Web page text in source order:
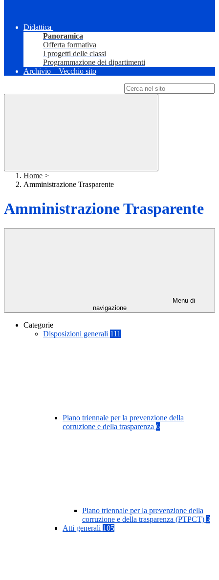
Didattica
Panoramica
Offerta formativa
I progetti delle classi
Programmazione dei dipartimenti
Archivio – Vecchio sito
Home >
Amministrazione Trasparente
Amministrazione Trasparente
Menu di
navigazione
Categorie
Disposizioni generali 111
Piano triennale per la prevenzione della
corruzione e della trasparenza 6
Piano triennale per la prevenzione della
corruzione e della trasparenza (PTPCT) 3
Atti generali 105